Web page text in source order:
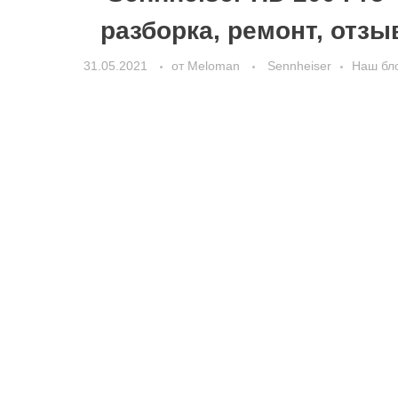
разборка, ремонт,
31.05.2021 от Meloman Sennheiser Наш